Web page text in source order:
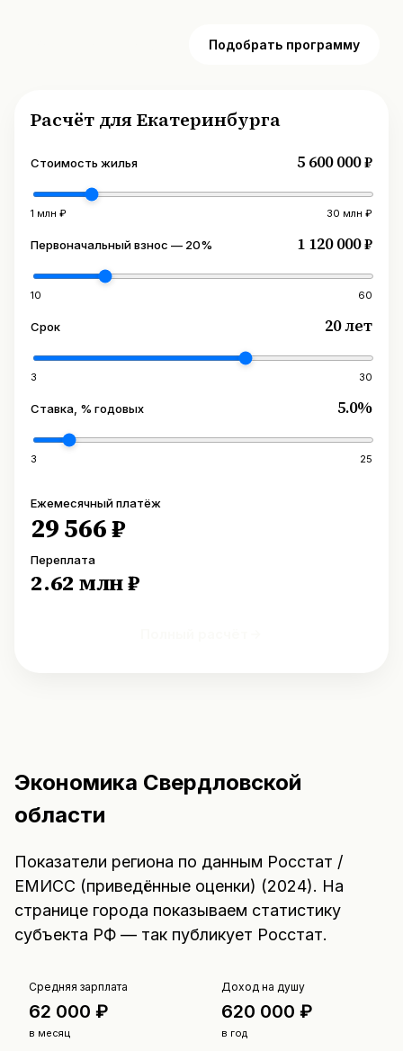
Подобрать программу
Расчёт для Екатеринбурга
Стоимость жилья 5 600 000 ₽
1 млн ₽ 30 млн ₽
Первоначальный взнос — 20% 1 120 000 ₽
10 60
Срок 20 лет
3 30
Ставка, % годовых 5.0%
3 25
Ежемесячный платёж
29 566 ₽
Переплата
2.62 млн ₽
Экономика Свердловской
области
Показатели региона по данным Росстат /
ЕМИСС (приведённые оценки) (2024). На
странице города показываем статистику
субъекта РФ — так публикует Росстат.
Средняя зарплата
62 000 ₽
в месяц
Доход на душу
620 000 ₽
в год